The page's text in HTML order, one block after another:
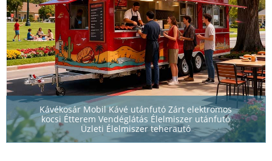
Kávékosár Mobil Kávé utánfutó Zárt elektromos
kocsi Étterem Vendéglátás Élelmiszer utánfutó
Üzleti Élelmiszer teherautó